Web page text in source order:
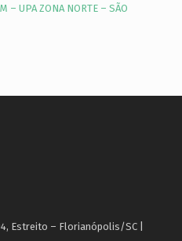
– UPA ZONA NORTE – SÃO
Estreito – Florianópolis/SC |